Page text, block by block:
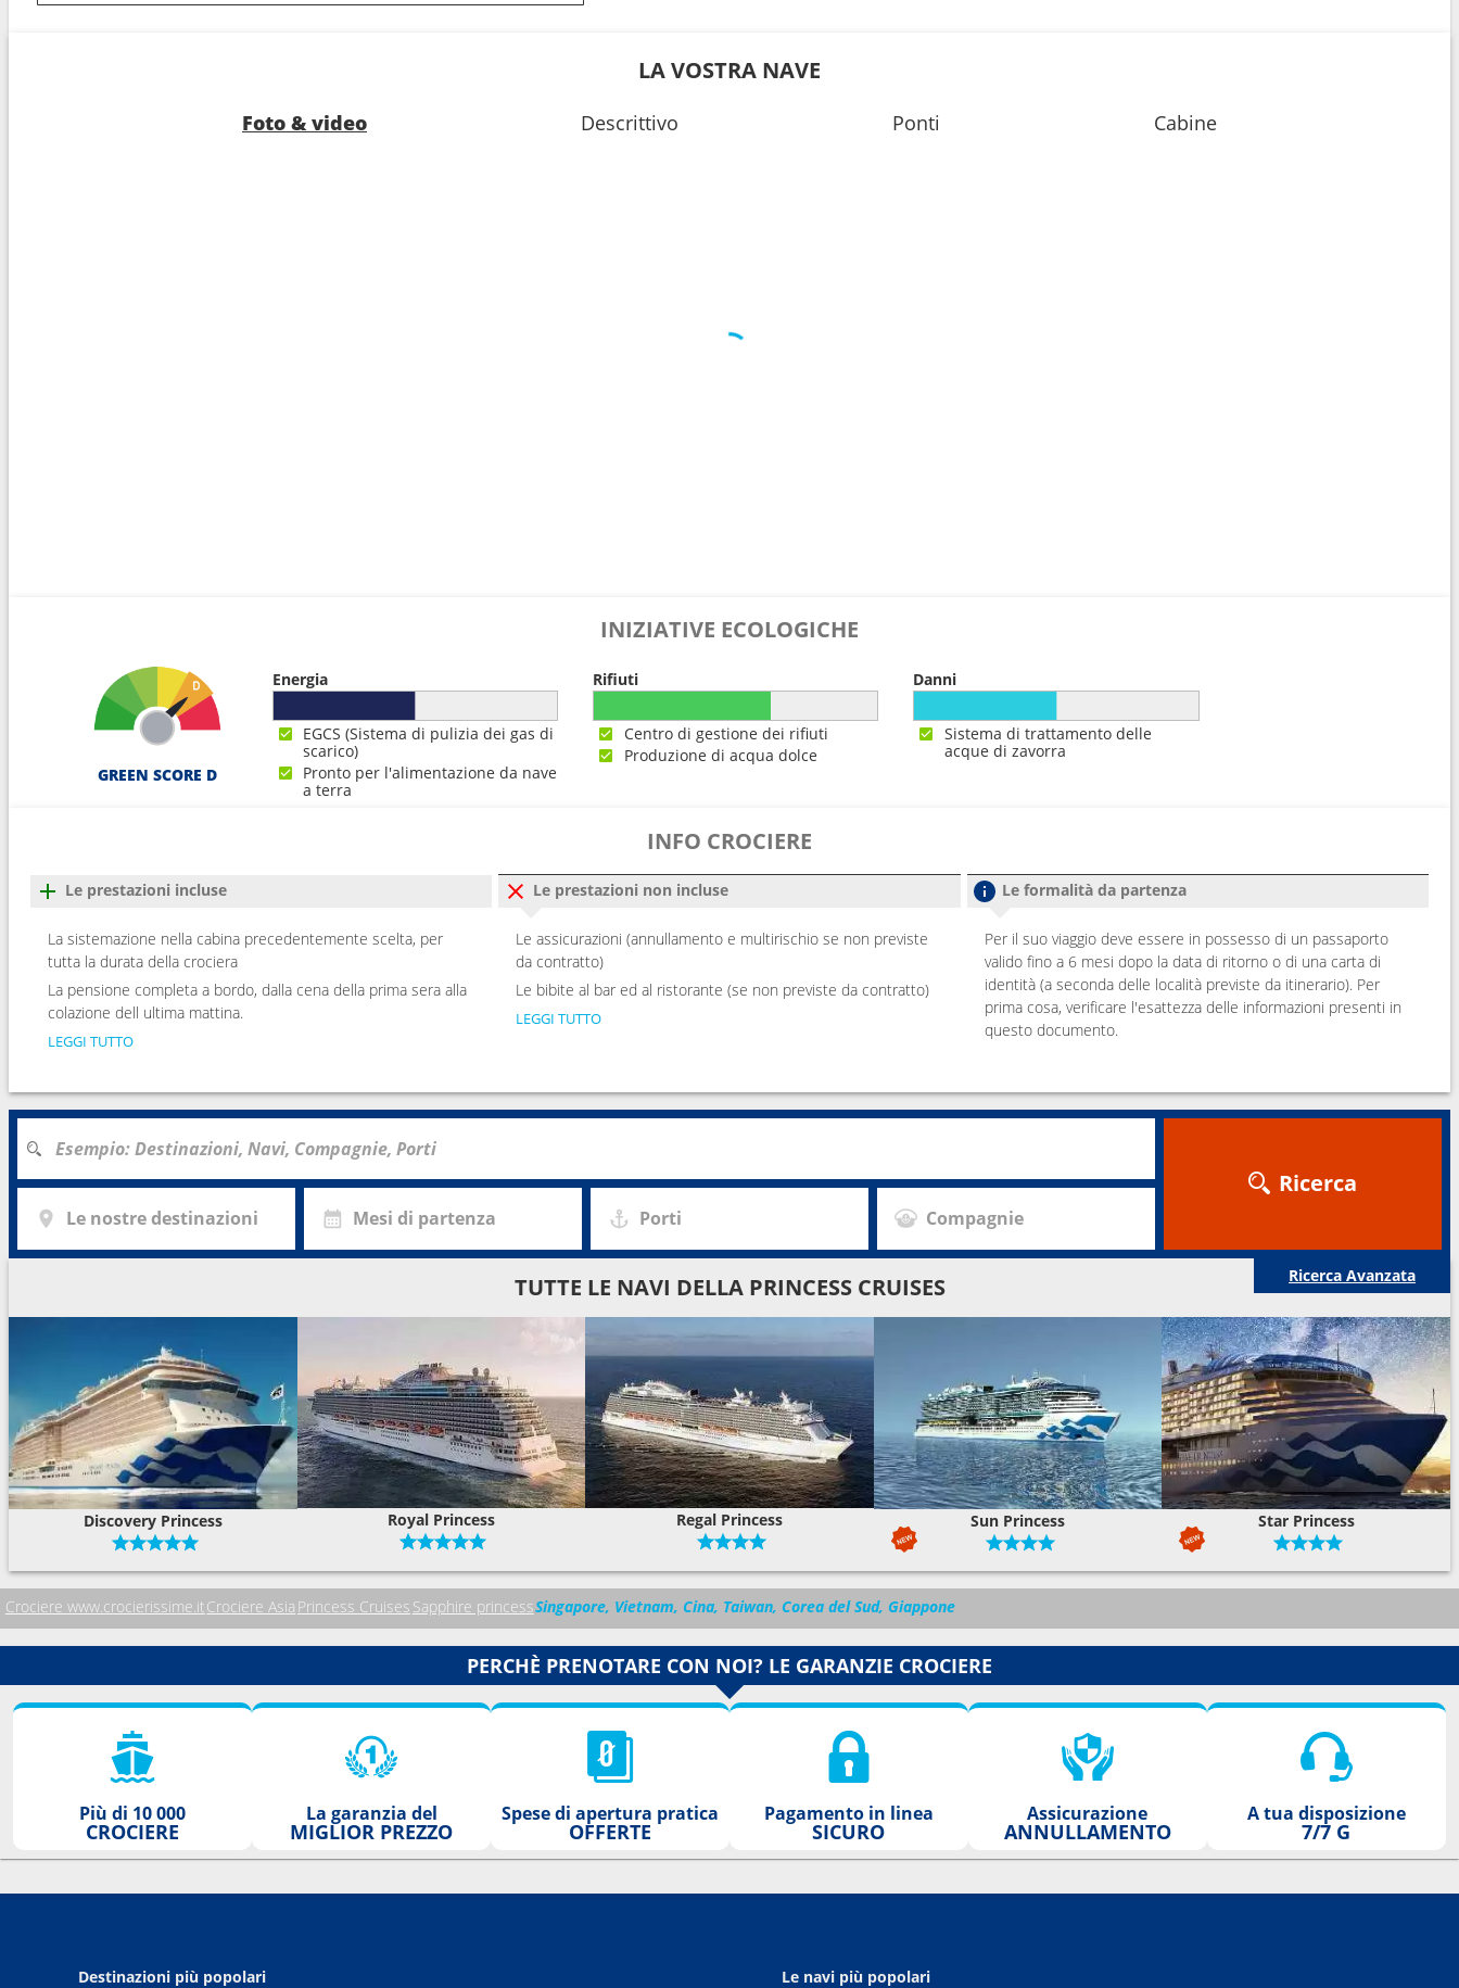
8 Hong Kong 07:00 23:00
Kagoshima
26 Arrivo :Tokyo 00:00
LA VOSTRA NAVE
Foto & video Descrittivo Ponti Cabine
INIZIATIVE ECOLOGICHE
GREEN SCORE D
Energia
EGCS (Sistema di pulizia dei gas di
scarico)
Pronto per l'alimentazione da nave
a terra
Rifiuti
Centro di gestione dei rifiuti
Produzione di acqua dolce
Danni
Sistema di trattamento delle
acque di zavorra
INFO CROCIERE
Le prestazioni incluse
La sistemazione nella cabina precedentemente scelta, per
tutta la durata della crociera
La pensione completa a bordo, dalla cena della prima sera alla
colazione dell ultima mattina.
LEGGI TUTTO
Le prestazioni non incluse
Le assicurazioni (annullamento e multirischio se non previste
da contratto)
Le bibite al bar ed al ristorante (se non previste da contratto)
LEGGI TUTTO
Le formalità da partenza
Per il suo viaggio deve essere in possesso di un passaporto
valido fino a 6 mesi dopo la data di ritorno o di una carta di
identità (a seconda delle località previste da itinerario). Per
prima cosa, verificare l'esattezza delle informazioni presenti in
questo documento.
Le nostre destinazioni Mesi di partenza Porti Compagnie
Ricerca
Ricerca Avanzata
TUTTE LE NAVI DELLA PRINCESS CRUISES
Discovery Princess Royal Princess Regal Princess Sun Princess Star Princess
Crociere www.crocierissime.itCrociere Asia Princess Cruises Sapphire princessSingapore, Vietnam, Cina, Taiwan, Corea del Sud, Giappone
PERCHÈ PRENOTARE CON NOI? LE GARANZIE CROCIERE
Più di 10 000
CROCIERE
La garanzia del
MIGLIOR PREZZO
Spese di apertura pratica
OFFERTE
Pagamento in linea
SICURO
Assicurazione
ANNULLAMENTO
A tua disposizione
7/7 G
Destinazioni più popolari
Le navi più popolari